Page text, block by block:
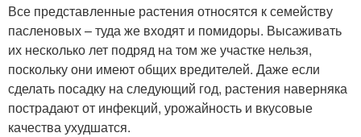
Все представленные растения относятся к семейству
пасленовых – туда же входят и помидоры. Высаживать
их несколько лет подряд на том же участке нельзя,
поскольку они имеют общих вредителей. Даже если
сделать посадку на следующий год, растения наверняка
пострадают от инфекций, урожайность и вкусовые
качества ухудшатся.